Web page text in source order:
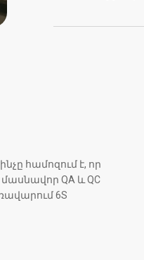
համոզում է, որ
QA և QC
6S